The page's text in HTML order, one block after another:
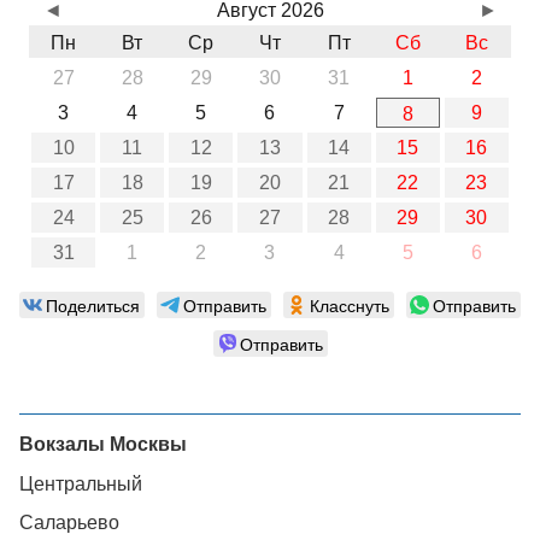
Август 2026
Пн
Вт Ср Чт Пт Сб
Вс
27
28 29 30 31 1
2
3
4 5 6 7 8
9
10
11 12 13 14 15
16
17
18 19 20 21 22
23
24
25 26 27 28 29
30
31
1 2 3 4 5 6
◄ ►
Поделиться Отправить Класснуть
Отправить
Отправить
Вокзалы Москвы
Центральный
Саларьево